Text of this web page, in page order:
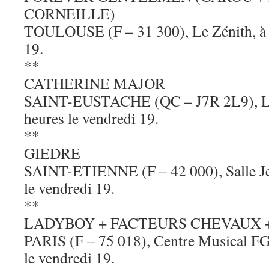
CORNEILLE)
TOULOUSE (F – 31 300), Le Zénith,
19.
**
CATHERINE MAJOR
SAINT-EUSTACHE (QC – J7R 2L9),
heures le vendredi 19.
**
GIEDRE
SAINT-ETIENNE (F – 42 000), Salle
le vendredi 19.
**
LADYBOY + FACTEURS CHEVAUX
PARIS (F – 75 018), Centre Musical
le vendredi 19.